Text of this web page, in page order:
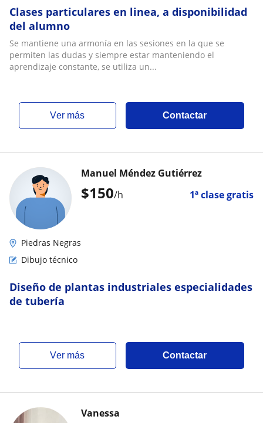
Clases particulares en linea, a disponibilidad
del alumno
Se mantiene una armonía en las sesiones en la que se
permiten las dudas y siempre estar manteniendo el
aprendizaje constante, se utiliza un...
ver más Contactar
$150/h 1ª clase gratis
Manuel Méndez Gutiérrez
Piedras Negras
Dibujo técnico
Diseño de plantas industriales especialidades
de tubería
ver más Contactar
Vanessa